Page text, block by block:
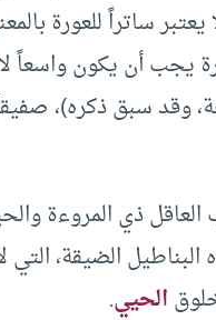
ساتراً للعورة
يجب أن يكون واسعاً
وقد سبق ذكره)،
ذي المروءة
الضيقة، التي
الحيي.